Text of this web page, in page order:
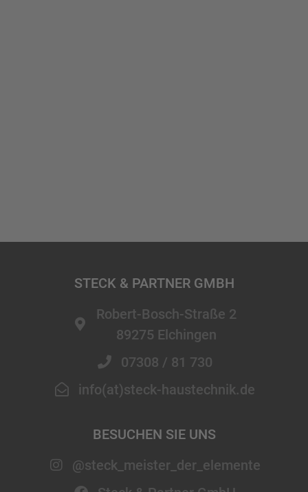
STECK & PARTNER GMBH​
Robert-Bosch-Straße 2
89275 Elchingen
07308 / 81 730
info(at)steck-haustechnik.de
BESUCHEN SIE UNS
@steck_meister_der_elemente